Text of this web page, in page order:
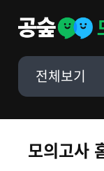
전체보기
모의고사